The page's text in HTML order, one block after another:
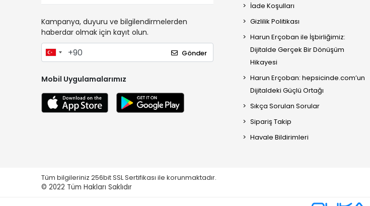
Kampanya, duyuru ve bilgilendirmelerden
haberdar olmak için kayıt olun.
Gönder
Mobil Uygulamalarımız
İade Koşulları
Gizlilik Politikası
Harun Erçoban ile İşbirliğimiz:
Dijitalde Gerçek Bir Dönüşüm
Hikayesi
Harun Erçoban: hepsicinde.com’un
Dijitaldeki Güçlü Ortağı
Sıkça Sorulan Sorular
Sipariş Takip
Havale Bildirimleri
Tüm bilgileriniz 256bit SSL Sertifikası ile korunmaktadır.
© 2022 Tüm Hakları Saklıdır